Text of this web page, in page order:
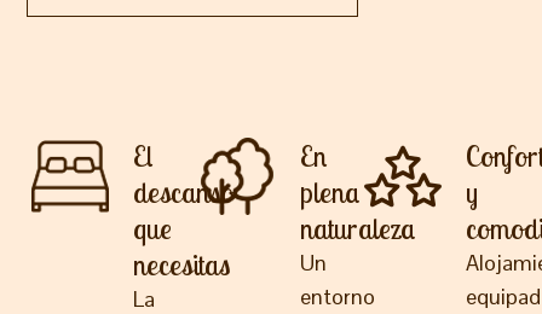
El
descanso
que
necesitas
La
En
plena
naturaleza
Un
entorno
y